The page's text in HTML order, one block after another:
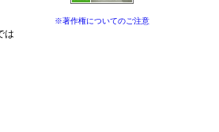
は
※著作権についてのご注意